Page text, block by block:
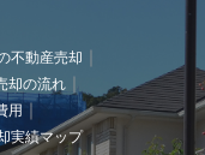
不動産売却
却の流れ
用
実績マップ